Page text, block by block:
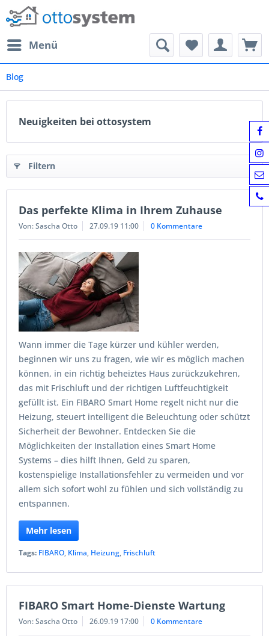
Menü
Blog
Neuigkeiten bei ottosystem
Filtern
Das perfekte Klima in Ihrem Zuhause
Von: Sascha Otto 27.09.19 11:00 0 Kommentare
Wann immer die Tage kürzer und kühler werden,
beginnen wir uns zu fragen, wie wir es möglich machen
können, in ein richtig beheiztes Haus zurückzukehren,
das mit Frischluft und der richtigen Luftfeuchtigkeit
gefüllt ist. Ein FIBARO Smart Home regelt nicht nur die
Heizung, steuert intelligent die Beleuchtung oder schützt
Sicherheit der Bewohner. Entdecken Sie die
Möglichkeiten der Installation eines Smart Home
Systems – dies hilft Ihnen, Geld zu sparen,
kostenspielige Installationsfehler zu vermeiden und vor
allem sich sofort wohl zu fühlen und sich vollständig zu
entspannen.
Mehr lesen
Tags: FIBARO, Klima, Heizung, Frischluft
FIBARO Smart Home-Dienste Wartung
Von: Sascha Otto 26.09.19 17:00 0 Kommentare